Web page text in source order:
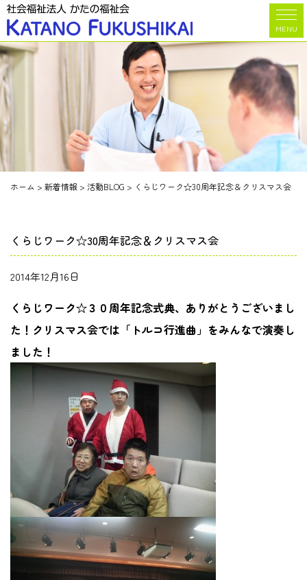
MENU
ホーム > 新着情報 > 活動BLOG > くらじワーク☆30周年記念＆クリスマス会
くらじワーク☆30周年記念＆クリスマス会
2014年12月16日
くらじワーク☆３０周年記念式典、ありがとうございまし
た！クリスマス会では「トルコ行進曲」をみんなで演奏し
ました！